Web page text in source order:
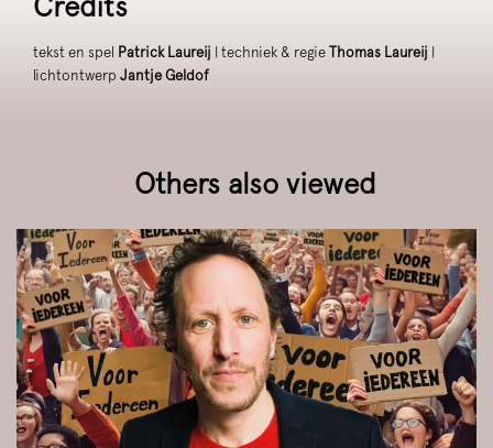
tekst en spel Patrick Laureij | techniek & regie Thomas Laureij
lichtontwerp Jantje Geldof
Others also viewed